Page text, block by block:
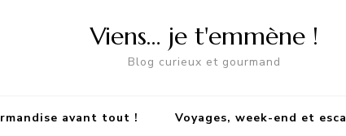
Viens… je t'emmène !
Blog curieux et gourmand
avant tout ! Voyages, week-end et